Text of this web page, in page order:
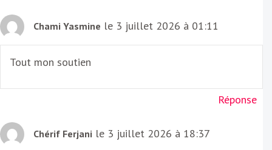
Chami Yasmine le 3 juillet 2026 à 01:11
Tout mon soutien
Réponse
Chérif Ferjani le 3 juillet 2026 à 18:37